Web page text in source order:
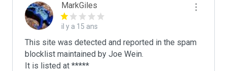
MarkGiles
il y a 15 ans
This site was detected and reported in the spam
blocklist maintained by Joe Wein.
It is listed at *****